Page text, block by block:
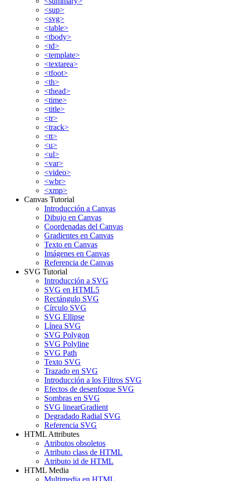
<sup>
<svg>
<table>
<tbody>
<td>
<template>
<textarea>
<tfoot>
<th>
<thead>
<time>
<title>
<tr>
<track>
<tt>
<u>
<ul>
<var>
<video>
<wbr>
<xmp>
Canvas Tutorial
Introducción a Canvas
Dibujo en Canvas
Coordenadas del Canvas
Gradientes en Canvas
Texto en Canvas
Imágenes en Canvas
Referencia de Canvas
SVG Tutorial
Introducción a SVG
SVG en HTML5
Rectángulo SVG
Círculo SVG
SVG Ellipse
Línea SVG
SVG Polygon
SVG Polyline
SVG Path
Texto SVG
Trazado en SVG
Introducción a los Filtros SVG
Efectos de desenfoque SVG
Sombras en SVG
SVG linearGradient
Degradado Radial SVG
Referencia SVG
HTML Attributes
Atributos obsoletos
Atributo class de HTML
Atributo id de HTML
HTML Media
Multimedia en HTML